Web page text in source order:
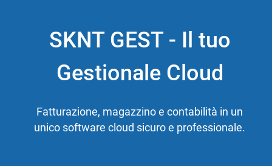
SKNT GEST - Il tuo
Gestionale Cloud
Fatturazione, magazzino e contabilità in un
unico software cloud sicuro e professionale.